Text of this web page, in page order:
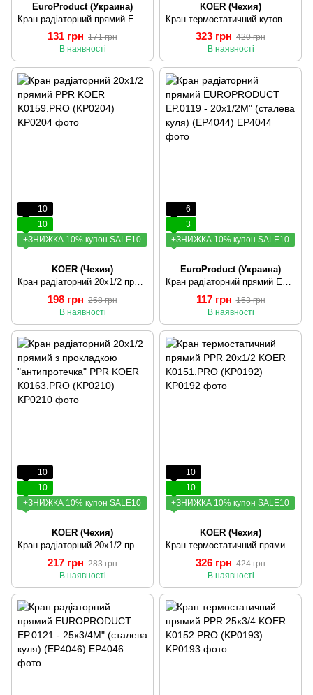
EuroProduct (Украина)
131 грн 171 грн
В наявності
KOER (Чехия)
323 грн 420 грн
В наявності
10
10
+ЗНИЖКА 10% купон SALE10
KOER (Чехия)
Кран радіаторний 20x1/2 прямий PPR KOER K0159.PRO (KP0204)
198 грн 258 грн
В наявності
6
3
+ЗНИЖКА 10% купон SALE10
EuroProduct (Украина)
Кран радіаторний прямий EUROPRODUCT EP.0119 - 20x1/2M" (сталева куля) (EP4044)
117 грн 153 грн
В наявності
10
10
+ЗНИЖКА 10% купон SALE10
KOER (Чехия)
217 грн 283 грн
В наявності
10
10
+ЗНИЖКА 10% купон SALE10
KOER (Чехия)
326 грн 424 грн
В наявності